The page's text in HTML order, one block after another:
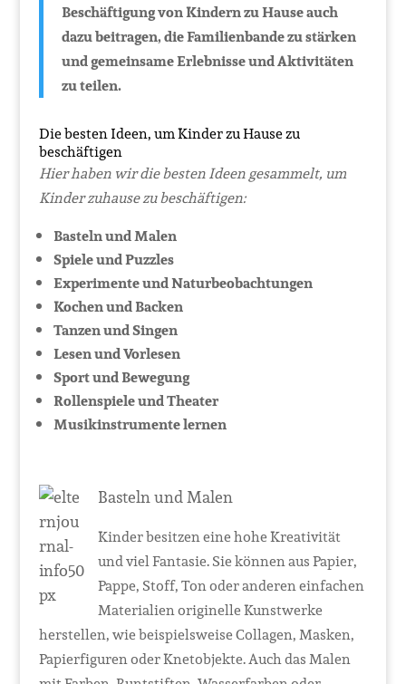
Beschäftigung von Kindern zu Hause auch
dazu beitragen, die Familienbande zu stärken
und gemeinsame Erlebnisse und Aktivitäten
zu teilen.
Die besten Ideen, um Kinder zu Hause zu
beschäftigen
Hier haben wir die besten Ideen gesammelt, um
Kinder zuhause zu beschäftigen:
Basteln und Malen
Spiele und Puzzles
Experimente und Naturbeobachtungen
Kochen und Backen
Tanzen und Singen
Lesen und Vorlesen
Sport und Bewegung
Rollenspiele und Theater
Musikinstrumente lernen
Basteln und Malen
Kinder besitzen eine hohe Kreativität
und viel Fantasie. Sie können aus Papier,
Pappe, Stoff, Ton oder anderen einfachen
Materialien originelle Kunstwerke
herstellen, wie beispielsweise Collagen, Masken,
Papierfiguren oder Knetobjekte. Auch das Malen